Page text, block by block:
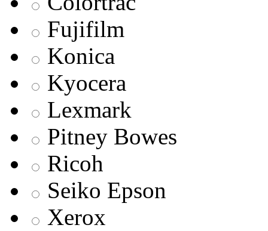
Fujifilm
Konica
Kyocera
Lexmark
Pitney Bowes
Ricoh
Seiko Epson
Xerox